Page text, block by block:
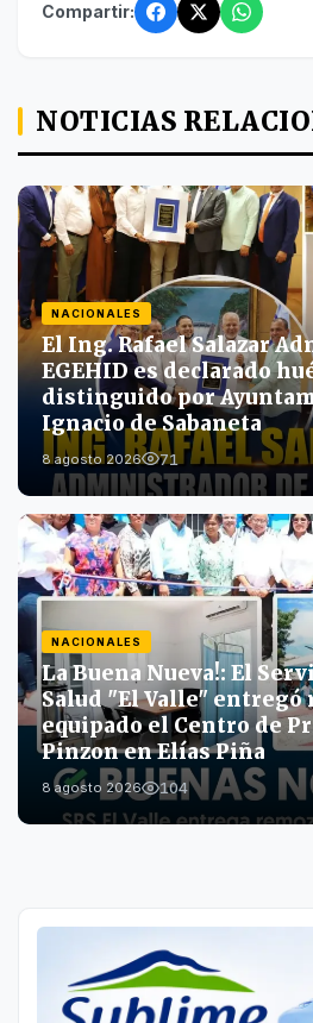
Compartir:
NOTICIAS
NACIONALES
El Ing. Rafael Salazar
EGEHID es declarado
distinguido por
Ignacio de Sabaneta
8 agosto 2026 71
NACIONALES
La Buena Nueva!: El
Salud "El Valle" entregó
equipado el Centro de
Pinzon en Elías Piña
8 agosto 2026 104